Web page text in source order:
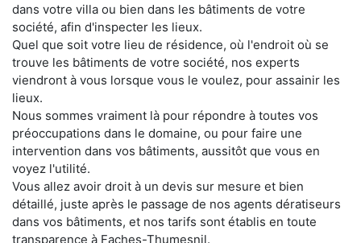
dans votre villa ou bien dans les bâtiments de votre
société, afin d'inspecter les lieux.
Quel que soit votre lieu de résidence, où l'endroit où se
trouve les bâtiments de votre société, nos experts
viendront à vous lorsque vous le voulez, pour assainir les
lieux.
Nous sommes vraiment là pour répondre à toutes vos
préoccupations dans le domaine, ou pour faire une
intervention dans vos bâtiments, aussitôt que vous en
voyez l'utilité.
Vous allez avoir droit à un devis sur mesure et bien
détaillé, juste après le passage de nos agents dératiseurs
dans vos bâtiments, et nos tarifs sont établis en toute
transparence à Faches-Thumesnil.